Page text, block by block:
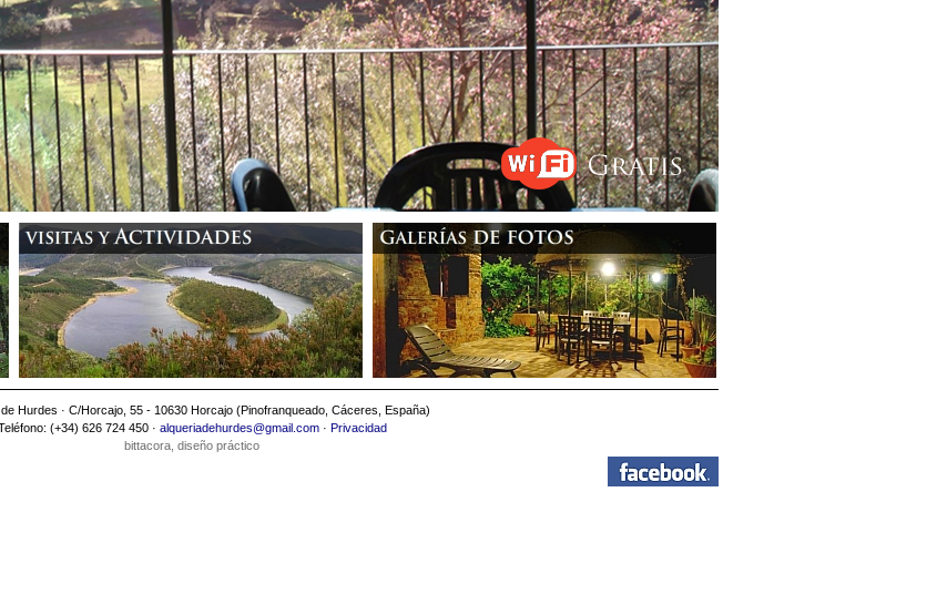
Hurdes · C/Horcajo, 55 - 10630 Horcajo (Pinofranqueado, Cáceres, España)
(+34) 626 724 450 · alqueriadehurdes@gmail.com· Privacidad
bittacora, diseño práctico